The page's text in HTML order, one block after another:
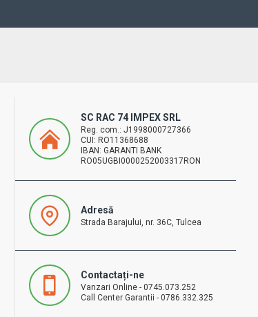
SC RAC 74 IMPEX SRL
Reg. com.: J1998000727366
CUI: RO11368688
IBAN: GARANTI BANK
RO05UGBI0000252003317RON
Adresă
Strada Barajului, nr. 36C, Tulcea
Contactați-ne
Vanzari Online - 0745.073.252
Call Center Garantii - 0786.332.325